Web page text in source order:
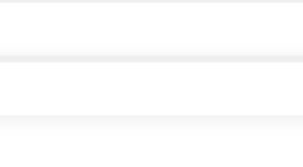
платежей.
и количества заказанного материала.